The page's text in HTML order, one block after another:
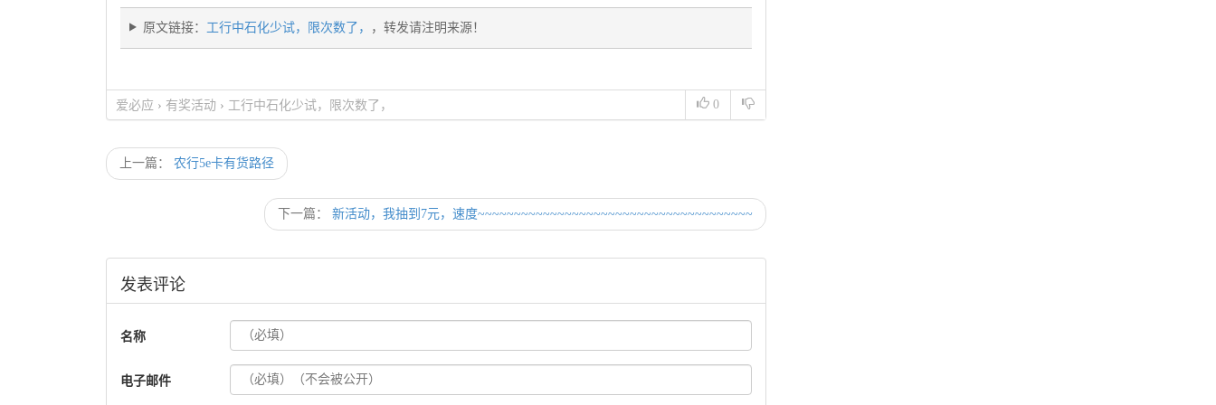
原文链接： 工行中石化少试，限次数了， ，转发请注明来源！
0
爱必应 › 有奖活动 › 工行中石化少试，限次数了，
上一篇： 农行5e卡有货路径
下一篇： 新活动，我抽到7元，速度~~~~~~~~~~~~~~~~~~~~~~~~~~~~~~~~~~~~~~
发表评论
名称
电子邮件